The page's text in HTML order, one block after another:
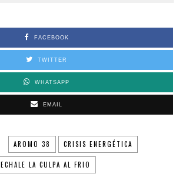
FACEBOOK
TWITTER
WHATSAPP
EMAIL
AROMO 38 CRISIS ENERGÉTICA
ECHALE LA CULPA AL FRIO